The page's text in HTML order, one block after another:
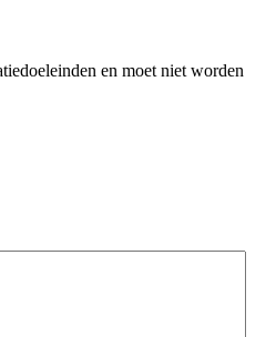
en moet niet worden